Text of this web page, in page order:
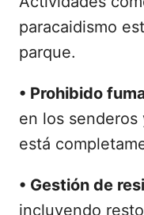
paracaidismo
parque.
• Prohibido
en los senderos
está
• Gestión de
incluyendo